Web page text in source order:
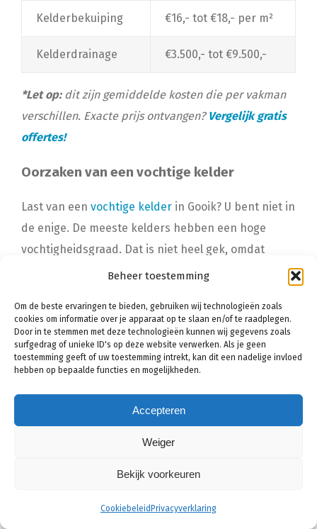
Beheer toestemming
Om de beste ervaringen te bieden, gebruiken wij technologieën zoals
cookies om informatie over je apparaat op te slaan en/of te raadplegen.
Door in te stemmen met deze technologieën kunnen wij gegevens zoals
surfgedrag of unieke ID's op deze website verwerken. Als je geen
toestemming geeft of uw toestemming intrekt, kan dit een nadelige invloed
hebben op bepaalde functies en mogelijkheden.
Accepteren
Weiger
Bekijk voorkeuren
Cookiebeleid Privacyverklaring
Kelderbekuiping €16,- tot €18,- per m²
Kelderdrainage €3.500,- tot €9.500,-
*Let op:dit zijn gemiddelde kosten die per vakman
verschillen. Exacte prijs ontvangen? Vergelijk gratis
offertes!
Oorzaken van een vochtige kelder
Last van een vochtige kelder in Gooik? U bent niet in
de enige. De meeste kelders hebben een hoge
vochtigheidsgraad. Dat is niet heel gek, omdat
kelders zich natuurlijk beneden het maaiveld
grondwater, dat continu naar binnen probeert te
dringen.
Wilt u graag waardevolle spullen opbergen in de
van een thuiskantoor? Dan is het wel belangrijk dat
de vochtigheidsgraad in de kelder gezond is. Dit is
te realiseren met behulp van een kelderdichting.
Een kelderdichting houdt in dat u de